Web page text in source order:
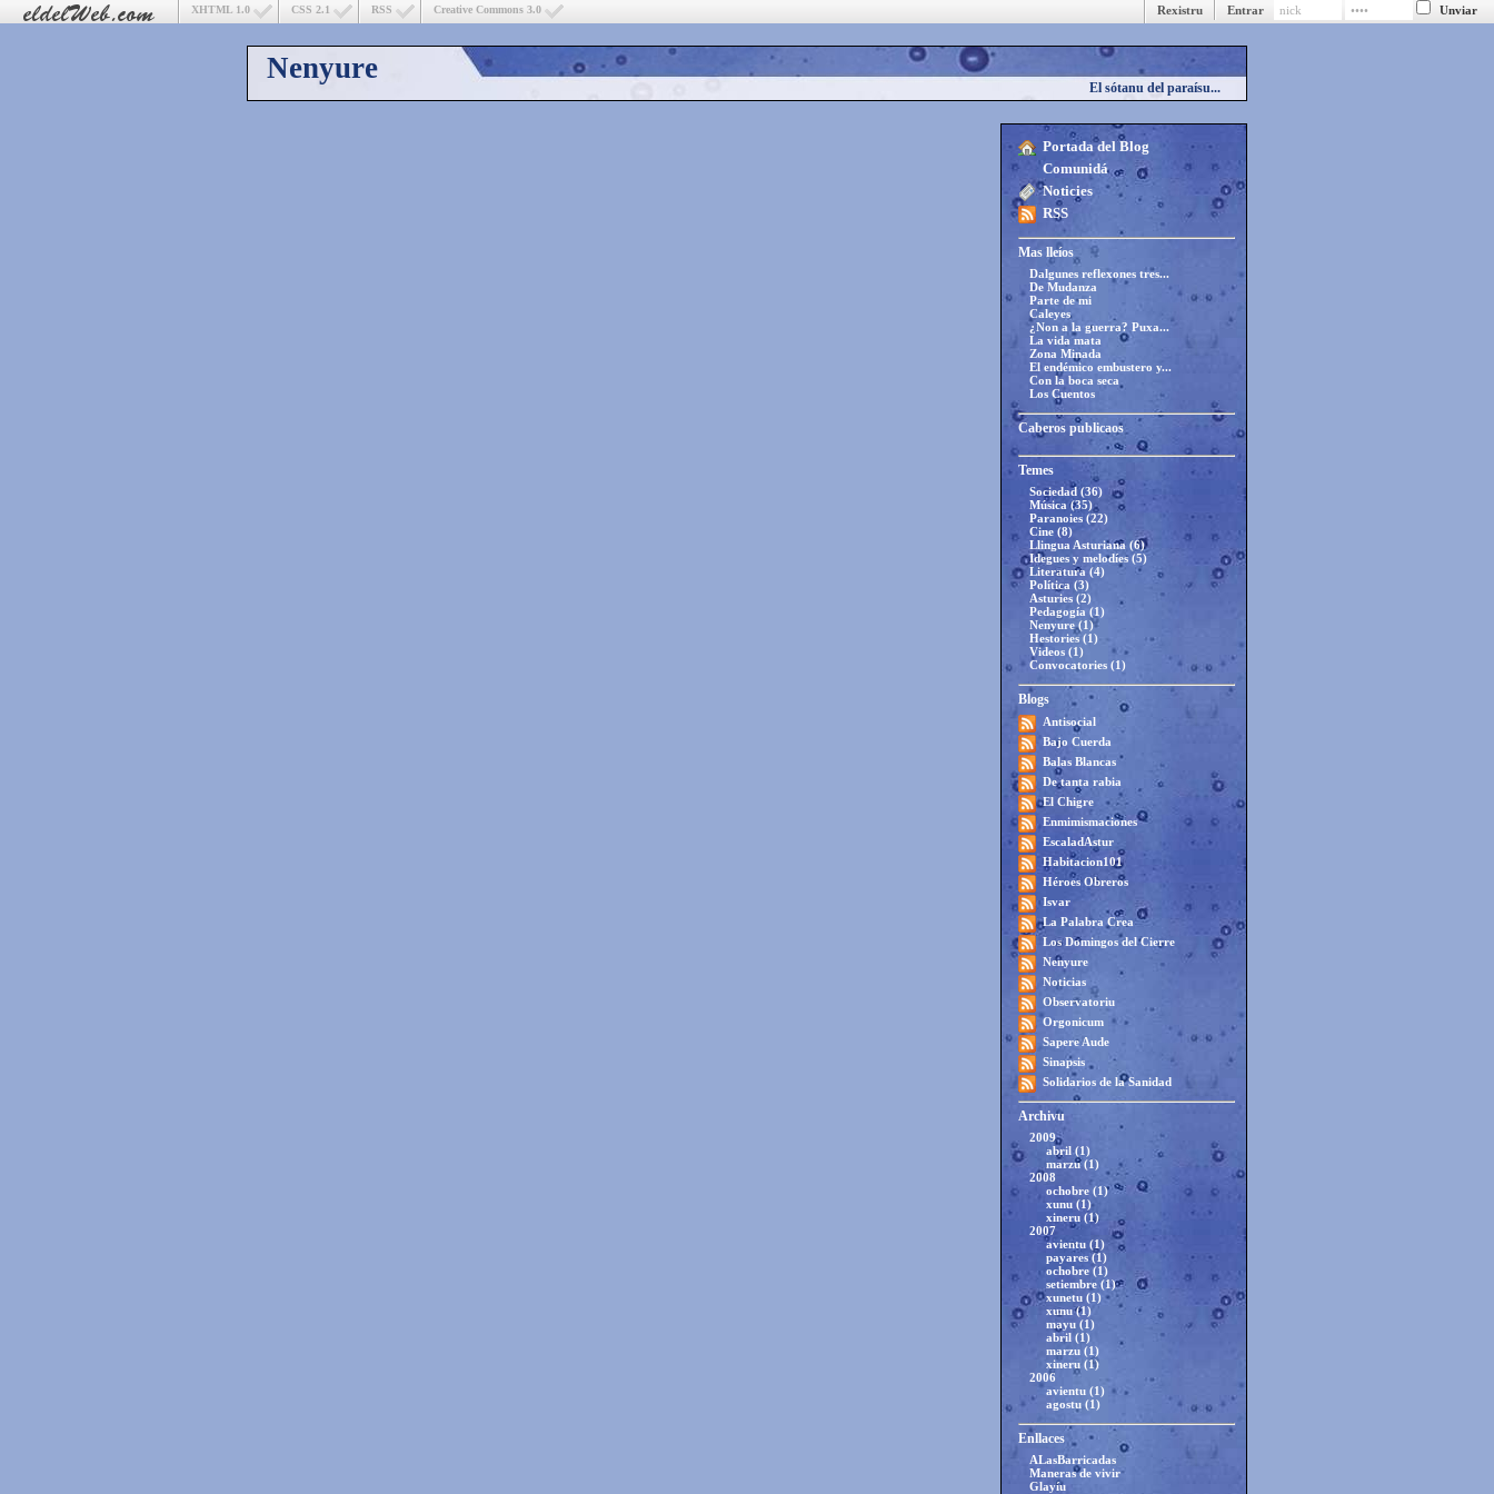
Creative Commons 3.0
RSS
CSS 2.1
XHTML 1.0 Entrar
Rexistru
Nenyure
El sótanu del paraísu...
Portada del Blog
Comunidá
Noticies
RSS
Mas lleíos
Dalgunes reflexones tres...
De Mudanza
Parte de mi
Caleyes
¿Non a la guerra? Puxa...
La vida mata
Zona Minada
El endémico embustero y...
Con la boca seca
Los Cuentos
Caberos publicaos
Temes
Sociedad (36)
Música (35)
Paranoies (22)
Cine (8)
Llingua Asturiana (6)
Idegues y melodíes (5)
Literatura (4)
Política (3)
Asturies (2)
Pedagogía (1)
Nenyure (1)
Hestories (1)
Videos (1)
Convocatories (1)
Blogs
Antisocial
Bajo Cuerda
Balas Blancas
De tanta rabia
El Chigre
Enmimismaciones
EscaladAstur
Habitacion101
Héroes Obreros
Isvar
La Palabra Crea
Los Domingos del Cierre
Nenyure
Noticias
Observatoriu
Orgonicum
Sapere Aude
Sinapsis
Solidarios de la Sanidad
Archivu
2009
abril (1)
marzu (1)
2008
ochobre (1)
xunu (1)
xineru (1)
2007
avientu (1)
payares (1)
ochobre (1)
setiembre (1)
xunetu (1)
xunu (1)
mayu (1)
abril (1)
marzu (1)
xineru (1)
2006
avientu (1)
agostu (1)
Enllaces
ALasBarricadas
Maneras de vivir
Glayíu